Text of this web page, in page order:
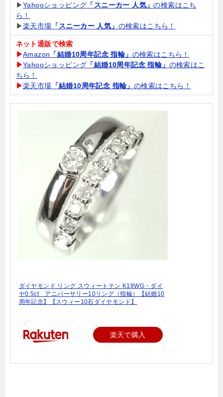
▶Yahooショッピング 「スニーカー 人気」の検索はこち
ら！
▶楽天市場 「スニーカー 人気」 の検索はこちら！
ネット通販で検索
▶Amazon 「結婚10周年記念 指輪」 の検索はこちら！
▶Yahooショッピング 「結婚10周年記念 指輪」 の検索はこ
ちら！
▶楽天市場 「結婚10周年記念 指輪」 の検索はこちら！
ダイヤモンド リング スウィートテン K18WG・ダイ
ヤ0.5ct アニバーサリー10リング（指輪）【結婚10
周年記念】【スウィー10石ダイヤモンド】
楽天で購入